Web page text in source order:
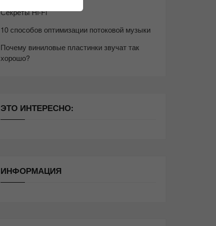
Секреты Hi-Fi
10 способов оптимизации потоковой музыки
Почему виниловые пластинки звучат так
хорошо?
ЭТО ИНТЕРЕСНО:
ИНФОРМАЦИЯ